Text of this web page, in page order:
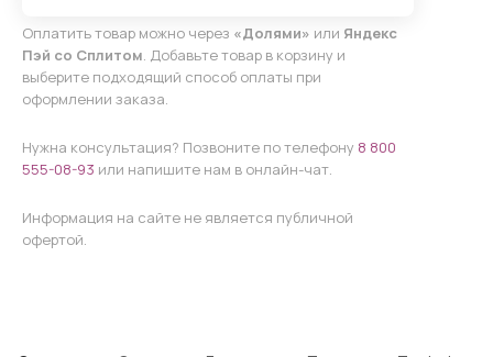
Оплатить товар можно через «Долями» или Яндекс
Пэй со Сплитом. Добавьте товар в корзину и
выберите подходящий способ оплаты при
оформлении заказа.
Нужна консультация? Позвоните по телефону 8 800
555-08-93 или напишите нам в онлайн-чат.
Информация на сайте не является публичной
офертой.